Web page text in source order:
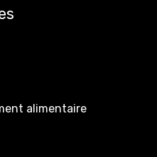
alimentaire